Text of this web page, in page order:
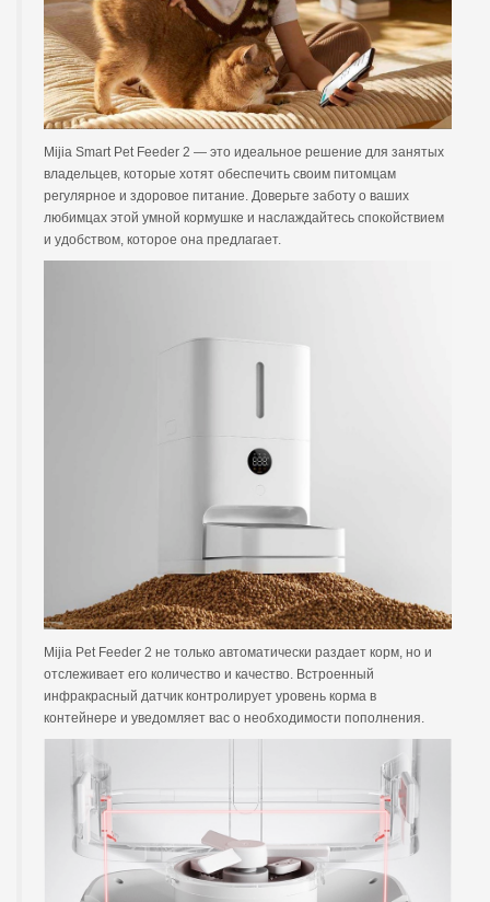
Mijia Smart Pet Feeder 2 — это идеальное решение для занятых
владельцев, которые хотят обеспечить своим питомцам
регулярное и здоровое питание. Доверьте заботу о ваших
любимцах этой умной кормушке и наслаждайтесь спокойствием
и удобством, которое она предлагает.
Mijia Pet Feeder 2 не только автоматически раздает корм, но и
отслеживает его количество и качество. Встроенный
инфракрасный датчик контролирует уровень корма в
контейнере и уведомляет вас о необходимости пополнения.